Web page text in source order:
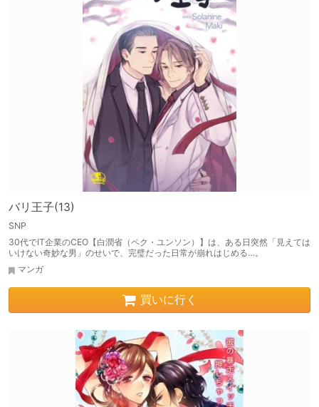
バリ王子(13)
SNP
30代でIT企業のCEO【白潤省（ペク・ユンソン）】は、ある日突然「見えては
いけない奇妙な男」のせいで、完璧だった日常が崩れはじめる…。
マンガ
買いに行く